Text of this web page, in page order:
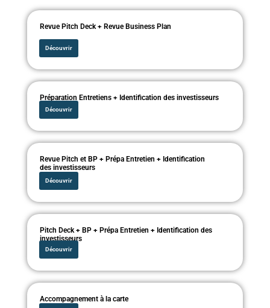
Revue Pitch Deck + Revue Business Plan
Découvrir
Préparation Entretiens + Identification des investisseurs
Découvrir
Revue Pitch et BP + Prépa Entretien + Identification
des investisseurs
Découvrir
Pitch Deck + BP + Prépa Entretien + Identification des
investisseurs
Découvrir
Accompagnement à la carte